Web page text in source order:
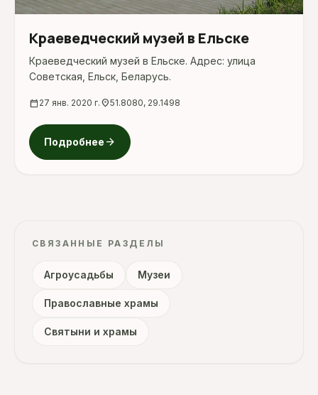
Краеведческий музей в Ельске
Краеведческий музей в Ельске. Адрес: улица
Советская, Ельск, Беларусь.
calendar_today 27 янв. 2020 г. location_on51.8080, 29.1498
Подробнее arrow_forward
СВЯЗАННЫЕ РАЗДЕЛЫ
Агроусадьбы Музеи
Православные храмы
Святыни и храмы